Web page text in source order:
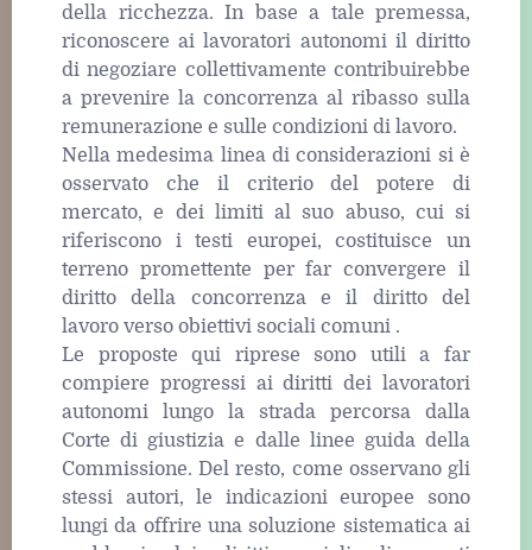
della ricchezza. In base a tale premessa,
riconoscere ai lavoratori autonomi il diritto
di negoziare collettivamente contribuirebbe
a prevenire la concorrenza al ribasso sulla
remunerazione e sulle condizioni di lavoro.
Nella medesima linea di considerazioni si è
osservato che il criterio del potere di
mercato, e dei limiti al suo abuso, cui si
riferiscono i testi europei, costituisce un
terreno promettente per far convergere il
diritto della concorrenza e il diritto del
lavoro verso obiettivi sociali comuni .
Le proposte qui riprese sono utili a far
compiere progressi ai diritti dei lavoratori
autonomi lungo la strada percorsa dalla
Corte di giustizia e dalle linee guida della
Commissione. Del resto, come osservano gli
stessi autori, le indicazioni europee sono
lungi da offrire una soluzione sistematica ai